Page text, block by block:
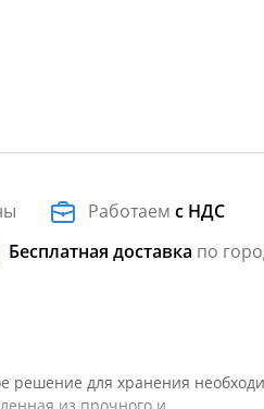
Работаемс НДС
Бесплатная доставка по
решение для хранения